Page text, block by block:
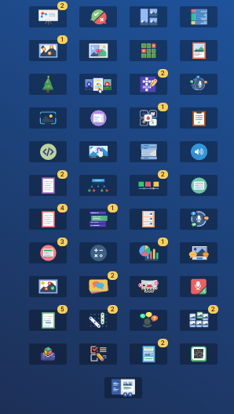
2
1
2
1
2 2
4 1
3 1
2
5 2 2
2